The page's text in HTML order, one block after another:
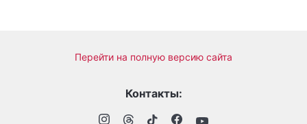
Перейти на полную версию сайта
Контакты: